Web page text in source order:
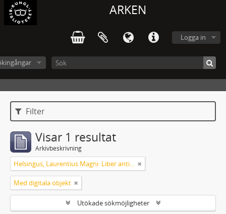
ARKEN
Logga in
Filter
Visar 1 resultat
Arkivbeskrivning
Helsingus, Laurentius Magni: Liber antiphonarius
Med digitala objekt
Utökade sökmöjligheter